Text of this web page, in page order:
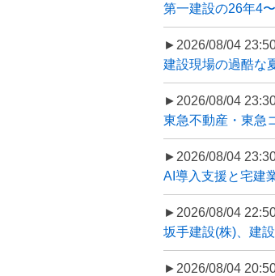
第一建設の26年4
►2026/08/04
建設現場の過酷な
►2026/08/04
東急不動産・東急
►2026/08/04
AI導入支援と宅建
►2026/08/04
坂手建設(株)、建
►2026/08/04